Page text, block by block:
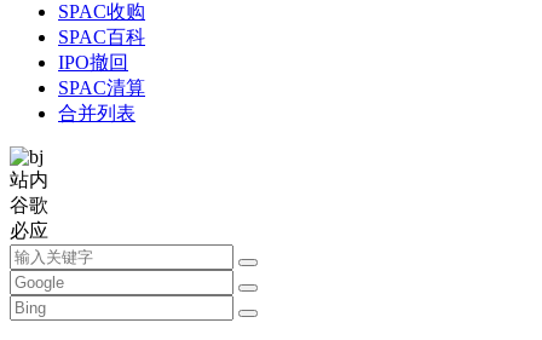
SPAC收购
SPAC百科
IPO撤回
SPAC清算
合并列表
站内
谷歌
必应